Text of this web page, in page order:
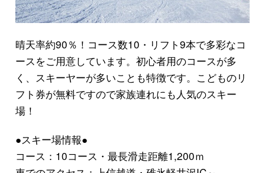
晴天率約90％！コース数10・リフト9本で多彩なコ
ースをご用意しています。初心者用のコースが多
く、スキーヤーが多いことも特徴です。こどものリ
フト券が無料ですので家族連れにも人気のスキー
場！
●スキー場情報●
コース：10コース・最長滑走距離1,200ｍ